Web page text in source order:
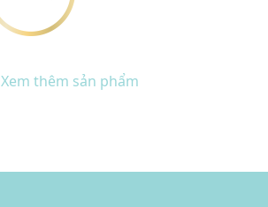
Xem thêm sản phẩm